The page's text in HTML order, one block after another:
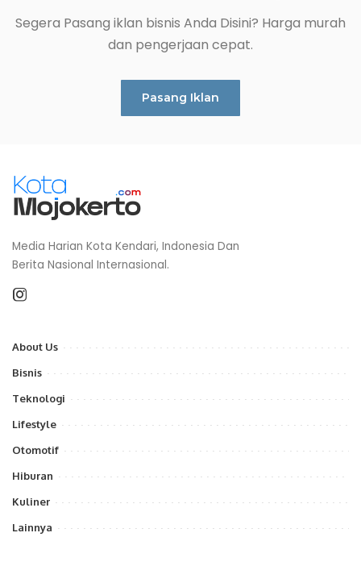
Segera Pasang iklan bisnis Anda Disini? Harga murah
dan pengerjaan cepat.
Pasang Iklan
Media Harian Kota Kendari, Indonesia Dan
Berita Nasional Internasional.
About Us
Bisnis
Teknologi
Lifestyle
Otomotif
Hiburan
Kuliner
Lainnya